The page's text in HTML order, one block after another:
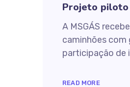
Projeto piloto
A MSGÁS
caminhões com
participação de
READ MORE